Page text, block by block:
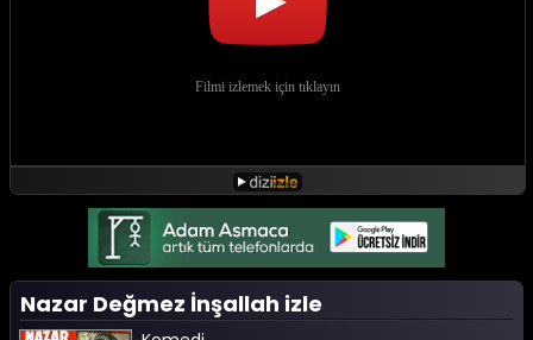
FİLM HABERLERİ
Nazar Değmez İnşallah izle